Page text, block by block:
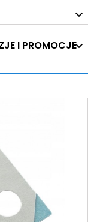
I PROMOCJE